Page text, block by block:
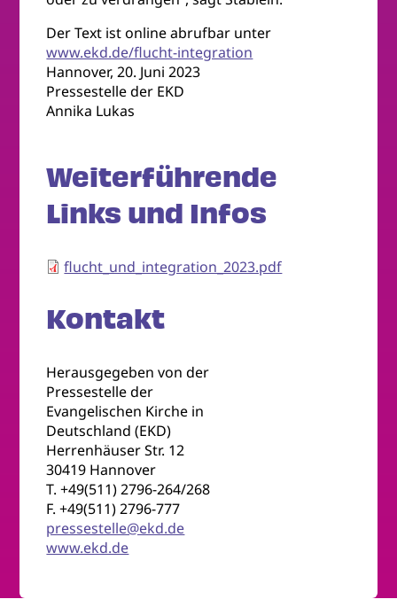
Der Text ist online abrufbar unter
www.ekd.de/flucht-integration
Hannover, 20. Juni 2023
Pressestelle der EKD
Annika Lukas
Weiterführende
Links und Infos
flucht_und_integration_2023.pdf
Kontakt
Herausgegeben von der
Pressestelle der
Evangelischen Kirche in
Deutschland (EKD)
Herrenhäuser Str. 12
30419 Hannover
T. +49(511) 2796-264/268
F. +49(511) 2796-777
pressestelle@ekd.de
www.ekd.de